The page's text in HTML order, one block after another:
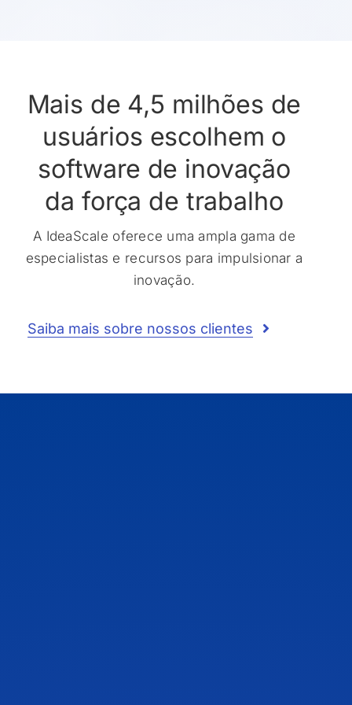
Mais de 4,5 milhões de
usuários escolhem o
software de inovação
da força de trabalho
A IdeaScale oferece uma ampla gama de
especialistas e recursos para impulsionar a
inovação.
Saiba mais sobre nossos clientes